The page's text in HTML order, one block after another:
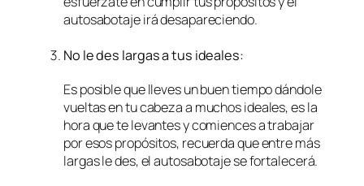
autosabotaje irá desapareciendo.
No le des largas a tus ideales:
Es posible que lleves un buen tiempo dándole
vueltas en tu cabeza a muchos ideales, es la
hora que te levantes y comiences a trabajar
por esos propósitos, recuerda que entre más
largas le des, el autosabotaje se fortalecerá.